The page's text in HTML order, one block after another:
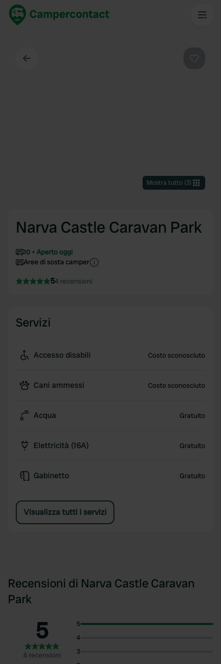
Mostra tutto(3)
Narva Castle Caravan Park
10
Aperto oggi
Aree di sosta camper
54 recensioni
Servizi
Accesso disabili Costo sconosciuto
Cani ammessi Costo sconosciuto
Acqua Gratuito
Elettricità (16A) Gratuito
Gabinetto Gratuito
Visualizza tutti i servizi
Recensioni di Narva Castle Caravan
Park
5
4 recensioni
5
4
3